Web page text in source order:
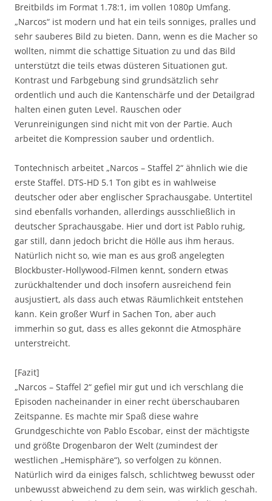
Breitbilds im Format 1.78:1, im vollen 1080p Umfang.
„Narcos“ ist modern und hat ein teils sonniges, pralles und
sehr sauberes Bild zu bieten. Dann, wenn es die Macher so
wollten, nimmt die schattige Situation zu und das Bild
unterstützt die teils etwas düsteren Situationen gut.
Kontrast und Farbgebung sind grundsätzlich sehr
ordentlich und auch die Kantenschärfe und der Detailgrad
halten einen guten Level. Rauschen oder
Verunreinigungen sind nicht mit von der Partie. Auch
arbeitet die Kompression sauber und ordentlich.
Tontechnisch arbeitet „Narcos – Staffel 2“ ähnlich wie die
erste Staffel. DTS-HD 5.1 Ton gibt es in wahlweise
deutscher oder aber englischer Sprachausgabe. Untertitel
sind ebenfalls vorhanden, allerdings ausschließlich in
deutscher Sprachausgabe. Hier und dort ist Pablo ruhig,
gar still, dann jedoch bricht die Hölle aus ihm heraus.
Natürlich nicht so, wie man es aus groß angelegten
Blockbuster-Hollywood-Filmen kennt, sondern etwas
zurückhaltender und doch insofern ausreichend fein
ausjustiert, als dass auch etwas Räumlichkeit entstehen
kann. Kein großer Wurf in Sachen Ton, aber auch
immerhin so gut, dass es alles gekonnt die Atmosphäre
unterstreicht.
[Fazit]
„Narcos – Staffel 2“ gefiel mir gut und ich verschlang die
Episoden nacheinander in einer recht überschaubaren
Zeitspanne. Es machte mir Spaß diese wahre
Grundgeschichte von Pablo Escobar, einst der mächtigste
und größte Drogenbaron der Welt (zumindest der
westlichen „Hemisphäre“), so verfolgen zu können.
Natürlich wird da einiges falsch, schlichtweg bewusst oder
unbewusst abweichend zu dem sein, was wirklich geschah.